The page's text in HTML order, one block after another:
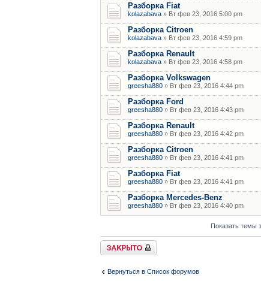
Разборка Fiat
kolazabava » Вт фев 23, 2016 5:00 pm
Разборка Citroen
kolazabava » Вт фев 23, 2016 4:59 pm
Разборка Renault
kolazabava » Вт фев 23, 2016 4:58 pm
Разборка Volkswagen
greesha880 » Вт фев 23, 2016 4:44 pm
Разборка Ford
greesha880 » Вт фев 23, 2016 4:43 pm
Разборка Renault
greesha880 » Вт фев 23, 2016 4:42 pm
Разборка Citroen
greesha880 » Вт фев 23, 2016 4:41 pm
Разборка Fiat
greesha880 » Вт фев 23, 2016 4:41 pm
Разборка Mercedes-Benz
greesha880 » Вт фев 23, 2016 4:40 pm
Показать темы
Форум закрыт
Вернуться в Список форумов